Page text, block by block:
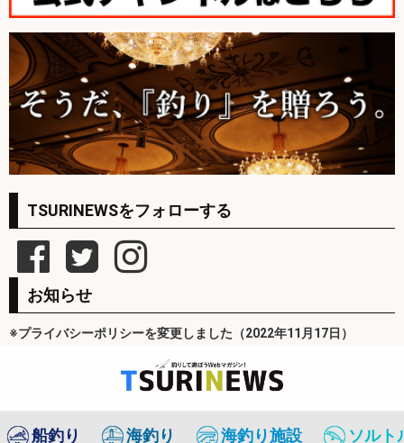
TSURINEWSをフォローする
お知らせ
※プライバシーポリシーを変更しました（2022年11月17日）
船釣り 海釣り 海釣り施設 ソルト